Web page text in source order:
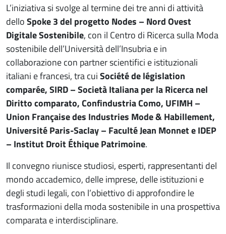
L’iniziativa si svolge al termine dei tre anni di attività
delloSpoke 3 del progetto Nodes – Nord Ovest
Digitale Sostenibile, con il Centro di Ricerca sulla Moda
sostenibile dell’Università dell’Insubria e in
collaborazione con partner scientifici e istituzionali
italiani e francesi, tra cuiSociété de législation
comparée, SIRD – Società Italiana per la Ricerca nel
Diritto comparato, Confindustria Como, UFIMH –
Union Française des Industries Mode & Habillement,
Université Paris-Saclay – Faculté Jean Monnet e IDEP
– Institut Droit Éthique Patrimoine.
Il convegno riunisce studiosi, esperti, rappresentanti del
mondo accademico, delle imprese, delle istituzioni e
degli studi legali, con l’obiettivo di approfondire le
trasformazioni della moda sostenibile in una prospettiva
comparata e interdisciplinare.